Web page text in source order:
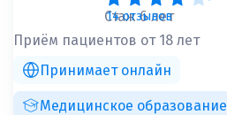
14 отзывов
Стаж 6 лет
Приём пациентов от 18 лет
Принимает онлайн
Медицинское образование